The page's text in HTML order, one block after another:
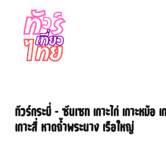
ทัวร์กระบี่ – ซันเซท เกาะไก่ เกาะหม้อ
เกาะสี่ หาดถ้ำพระนาง เรือใหญ่